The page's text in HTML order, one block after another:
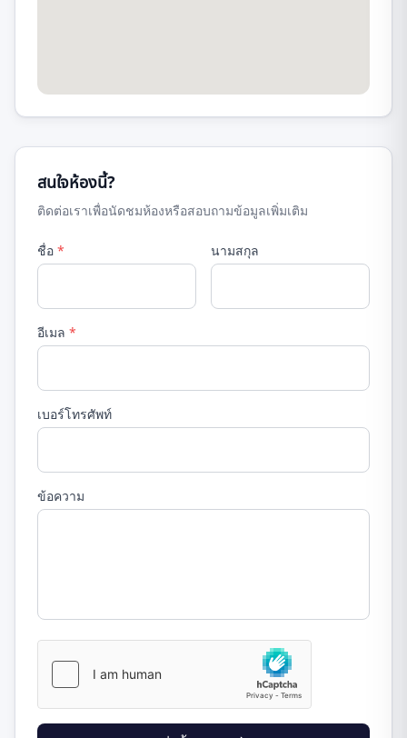
สนใจห้องนี้?
ติดต่อเราเพื่อนัดชมห้องหรือสอบถามข้อมูลเพิ่มเติม
ชื่อ * นามสกุล
อีเมล *
เบอร์โทรศัพท์
ข้อความ